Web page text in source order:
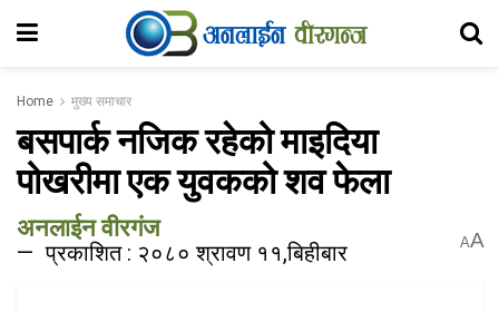
Home मुख्य समाचार
बसपार्क नजिक रहेको माइदिया
पोखरीमा एक युवकको शव फेला
अनलाईन वीरगंज
प्रकाशित : २०८० श्रावण ११,बिहीबार AA